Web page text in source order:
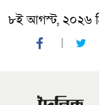
৮ই আগস্ট, ২০২৬